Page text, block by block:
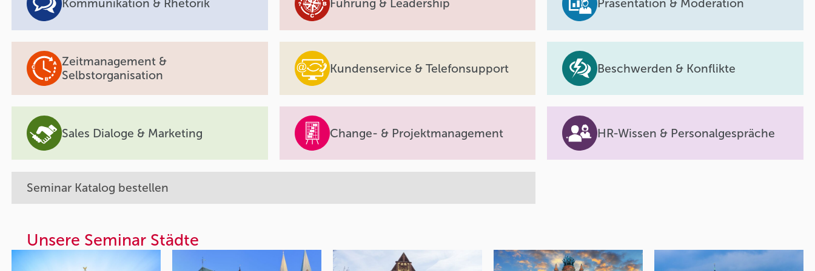
Kommunikation & Rhetorik Führung & Leadership Präsentation & Moderation
Zeitmanagement &
Selbstorganisation
Kundenservice & Telefonsupport Beschwerden & Konflikte
Sales Dialoge & Marketing Change- & Projektmanagement HR-Wissen & Personalgespräche
Seminar Katalog bestellen
Unsere Seminar Städte